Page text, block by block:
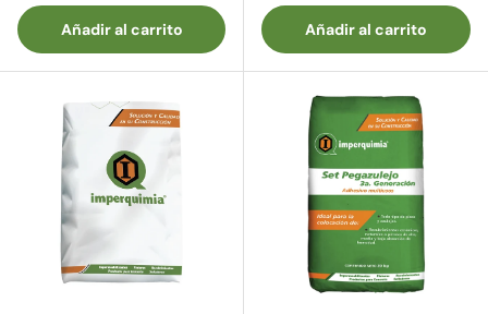
Añadir al carrito Añadir al carrito